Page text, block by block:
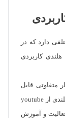
دارد که در
کاربردی
متفاوتی قابل
انجام است که برخی از روش‌ها مانند یادگیری زبان هلندی از youtube
و آموزش